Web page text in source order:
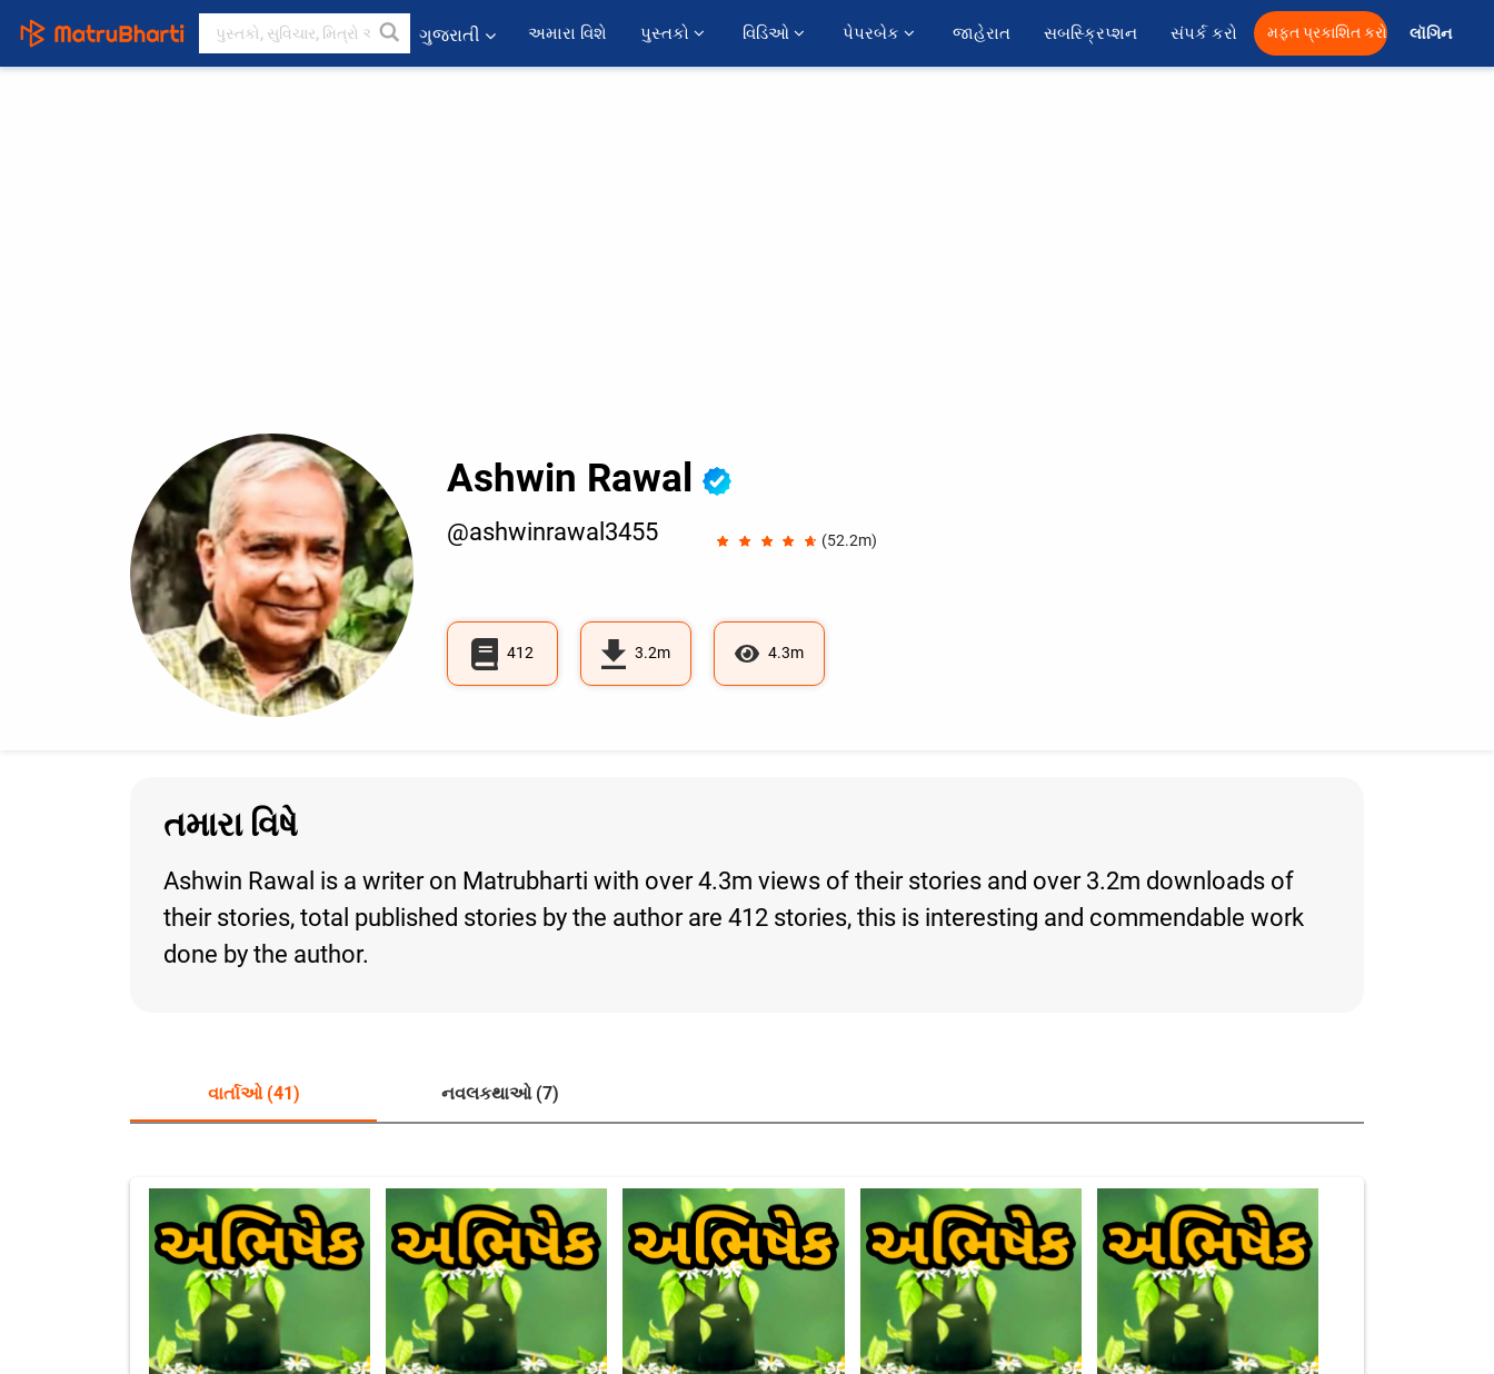
ગુજરાતી અમારા વિશે પુસ્તકો વિડિઓ પેપરબેક જાહેરાત સબસ્ક્રિપ્શન સંપર્ક કરો મફત પ્રકાશિત કરો લૉગિન
Ashwin Rawal
@ashwinrawal3455 (52.2m)
412 3.2m 4.3m
તમારા વિષે
Ashwin Rawal is a writer on Matrubharti with over 4.3m views of their stories and over 3.2m downloads of
their stories, total published stories by the author are 412 stories, this is interesting and commendable work
done by the author.
વાર્તાઓ (41) નવલકથાઓ (7)